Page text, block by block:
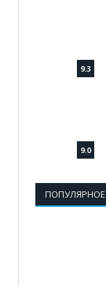
9.3
9.0
ПОПУЛЯРНОЕ